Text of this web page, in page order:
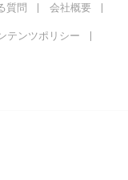
質問 会社概要
テンツポリシー